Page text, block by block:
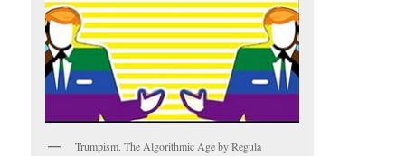
Trumpism. The Algorithmic Age by Regula